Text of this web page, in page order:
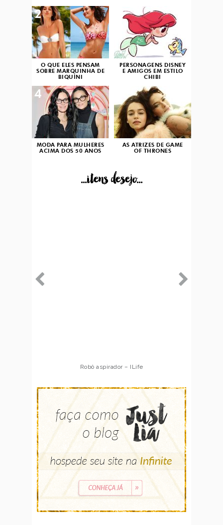
O QUE ELES PENSAM
SOBRE MARQUINHA DE
BIQUÍNI
2
PERSONAGENS DISNEY
E AMIGOS EM ESTILO
CHIBI
3
MODA PARA MULHERES
ACIMA DOS 50 ANOS
4
AS ATRIZES DE GAME
OF THRONES
...itens desejo...
Robô aspirador – ILife